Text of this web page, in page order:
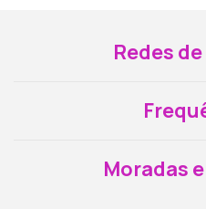
Redes
Moradas